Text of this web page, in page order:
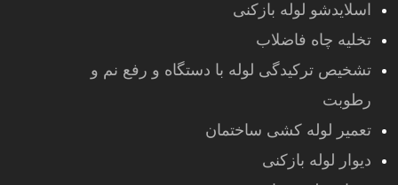
اسلایدشو لوله بازکنی
تخلیه چاه فاضلاب
تشخیص ترکیدگی لوله با دستگاه و رفع نم و
رطوبت
تعمیر لوله کشی ساختمان
دیوار لوله بازکنی